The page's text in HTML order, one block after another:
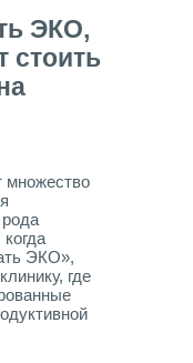
ЭКО,
стоить
множество
ЭКО»,
где